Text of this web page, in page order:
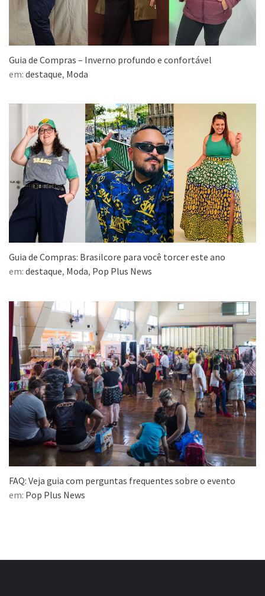
Guia de Compras – Inverno profundo e confortável
em: destaque, Moda
Guia de Compras: Brasilcore para você torcer este ano
em: destaque, Moda, Pop Plus News
FAQ: Veja guia com perguntas frequentes sobre o evento
em: Pop Plus News